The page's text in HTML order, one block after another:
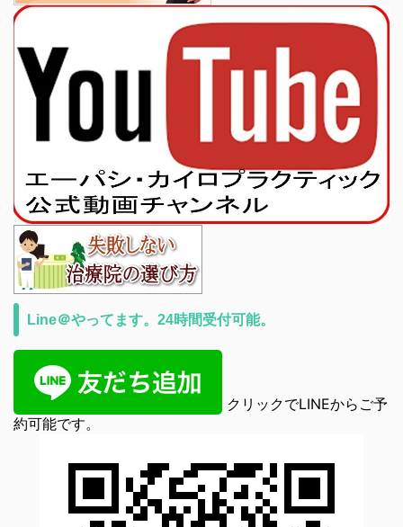
Line＠やってます。24時間受付可能。
クリックでLINEからご予
約可能です。